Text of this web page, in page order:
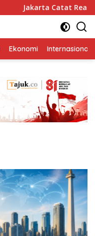
Jakarta Catat
Ekonomi Internasional